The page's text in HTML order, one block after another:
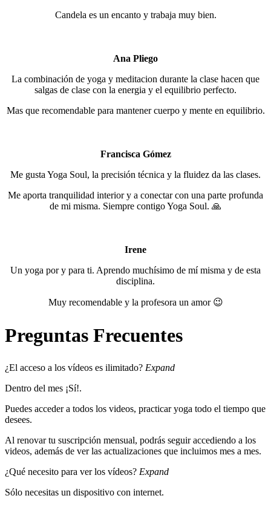
Candela es un encanto y trabaja muy bien.
Ana Pliego
La combinación de yoga y meditacion durante la clase hacen que
salgas de clase con la energia y el equilibrio perfecto.
Mas que recomendable para mantener cuerpo y mente en equilibrio.
Francisca Gómez
Me gusta Yoga Soul, la precisión técnica y la fluidez da las clases.
Me aporta tranquilidad interior y a conectar con una parte profunda
de mi misma. Siempre contigo Yoga Soul. 🙏
Irene
Un yoga por y para ti. Aprendo muchísimo de mí misma y de esta
disciplina.
Muy recomendable y la profesora un amor 😉
Preguntas Frecuentes
¿El acceso a los vídeos es ilimitado? Expand
Dentro del mes ¡Sí!.
Puedes acceder a todos los videos, practicar yoga todo el tiempo que
desees.
Al renovar tu suscripción mensual, podrás seguir accediendo a los
videos, además de ver las actualizaciones que incluimos mes a mes.
¿Qué necesito para ver los vídeos? Expand
Sólo necesitas un dispositivo con internet.